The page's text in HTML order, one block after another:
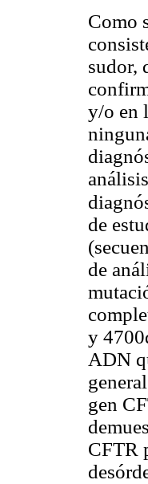
Como
sudor,
y/o en
de
de
y
ADN
gen
CFTR